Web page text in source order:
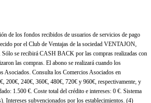
de los fondos recibidos de usuarios de servicios de pago
por el Club de Ventajas de la sociedad VENTAJON,
Sólo se recibirá CASH BACK por las compras realizadas con
las compras. El abono se realizará cuando los
Asociados. Consulta los Comercios Asociados en
200€, 240€, 360€, 480€, 720€ y 960€, respectivamente, y
1.500 €. Coste total del crédito e intereses: 0 €. Sistema
Intereses subvencionados por los establecimientos. (4)